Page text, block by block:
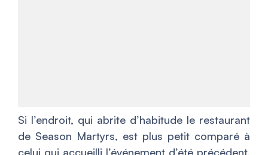
Si l’endroit, qui abrite d’habitude le restaurant
de Season Martyrs, est plus petit comparé à
celui qui accueilli l’événement d’été précédent,